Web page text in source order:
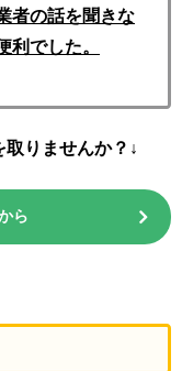
者の話を聞きな
利でした。
りませんか？↓
ら